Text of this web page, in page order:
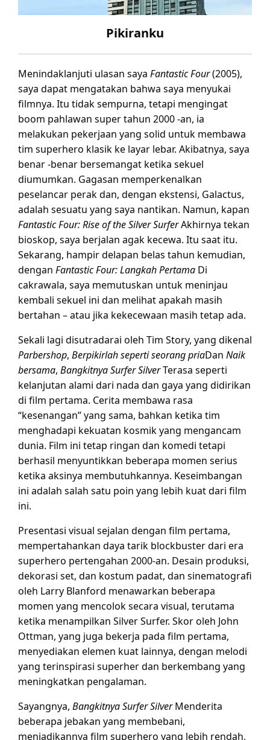
Pikiranku
Menindaklanjuti ulasan saya Fantastic Four(2005),
saya dapat mengatakan bahwa saya menyukai
filmnya. Itu tidak sempurna, tetapi mengingat
boom pahlawan super tahun 2000 -an, ia
melakukan pekerjaan yang solid untuk membawa
tim superhero klasik ke layar lebar. Akibatnya, saya
benar -benar bersemangat ketika sekuel
diumumkan. Gagasan memperkenalkan
peselancar perak dan, dengan ekstensi, Galactus,
adalah sesuatu yang saya nantikan. Namun, kapan
Fantastic Four: Rise of the Silver SurferAkhirnya tekan
bioskop, saya berjalan agak kecewa. Itu saat itu.
Sekarang, hampir delapan belas tahun kemudian,
dengan Fantastic Four: Langkah Pertama Di
cakrawala, saya memutuskan untuk meninjau
kembali sekuel ini dan melihat apakah masih
bertahan – atau jika kekecewaan masih tetap ada.
Sekali lagi disutradarai oleh Tim Story, yang dikenal
Parbershop, Berpikirlah seperti seorang priaDan Naik
bersama, Bangkitnya Surfer SilverTerasa seperti
kelanjutan alami dari nada dan gaya yang didirikan
di film pertama. Cerita membawa rasa
“kesenangan” yang sama, bahkan ketika tim
menghadapi kekuatan kosmik yang mengancam
dunia. Film ini tetap ringan dan komedi tetapi
berhasil menyuntikkan beberapa momen serius
ketika aksinya membutuhkannya. Keseimbangan
ini adalah salah satu poin yang lebih kuat dari film
ini.
Presentasi visual sejalan dengan film pertama,
mempertahankan daya tarik blockbuster dari era
superhero pertengahan 2000-an. Desain produksi,
dekorasi set, dan kostum padat, dan sinematografi
oleh Larry Blanford menawarkan beberapa
momen yang mencolok secara visual, terutama
ketika menampilkan Silver Surfer. Skor oleh John
Ottman, yang juga bekerja pada film pertama,
menyediakan elemen kuat lainnya, dengan melodi
yang terinspirasi superher dan berkembang yang
meningkatkan pengalaman.
Sayangnya, Bangkitnya Surfer SilverMenderita
beberapa jebakan yang membebani,
menjadikannya film superhero yang lebih rendah,